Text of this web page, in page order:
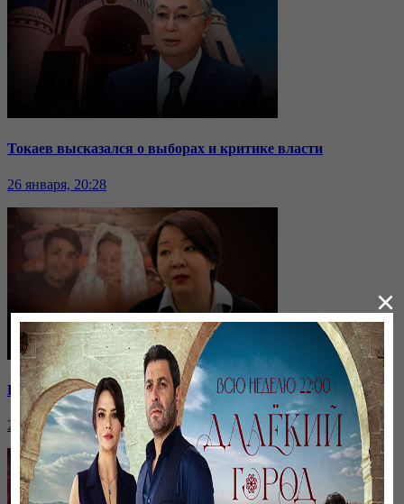
Токаев высказался о выборах и критике власти
26 января, 20:28
Ранние браки в Казахстане: нужен ли закон о запрете?
26 января, 20:28
×